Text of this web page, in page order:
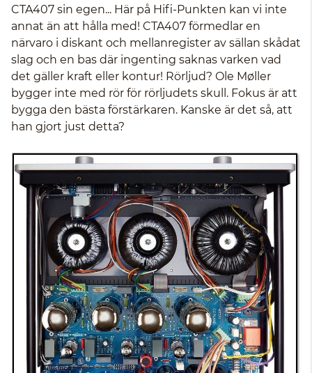
CTA407 sin egen... Här på Hifi-Punkten kan vi inte
annat än att hålla med! CTA407 förmedlar en
närvaro i diskant och mellanregister av sällan skådat
slag och en bas där ingenting saknas varken vad
det gäller kraft eller kontur! Rörljud? Ole Møller
bygger inte med rör för rörljudets skull. Fokus är att
bygga den bästa förstärkaren. Kanske är det så, att
han gjort just detta?